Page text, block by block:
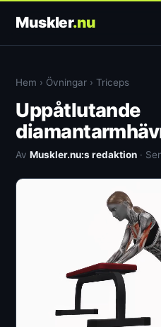
Muskler.nu
Hem › Övningar ›Triceps
Uppåtlutande
AvMuskler.nu:s redaktion ·